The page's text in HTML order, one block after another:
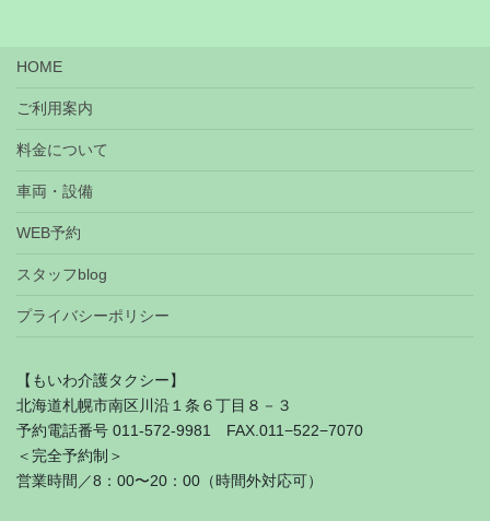
HOME
ご利用案内
料金について
車両・設備
WEB予約
スタッフblog
プライバシーポリシー
【もいわ介護タクシー】
北海道札幌市南区川沿１条６丁目８－３
予約電話番号 011-572-9981 FAX.011−522−7070
＜完全予約制＞
営業時間／8：00〜20：00（時間外対応可）